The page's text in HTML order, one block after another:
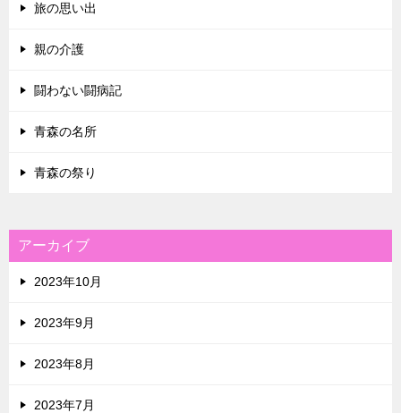
旅の思い出
親の介護
闘わない闘病記
青森の名所
青森の祭り
アーカイブ
2023年10月
2023年9月
2023年8月
2023年7月